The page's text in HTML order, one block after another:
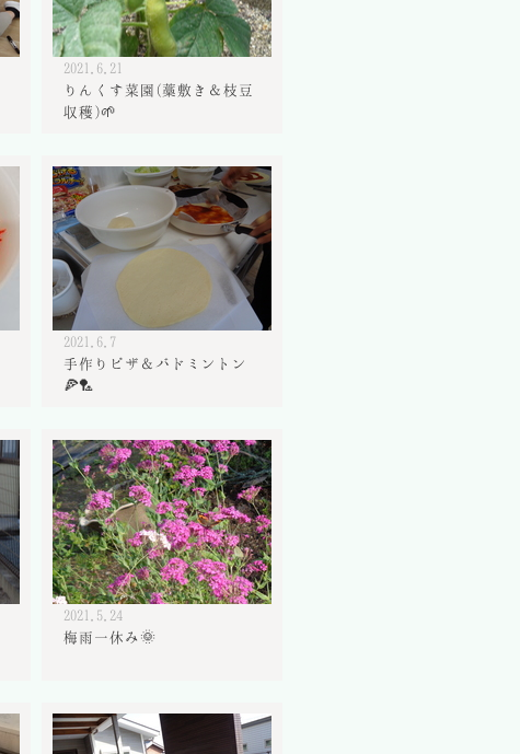
2021.6.21
りんくす菜園(藁敷き＆枝豆
収穫)🌱
2021.6.7
手作りピザ＆バドミントン
🍕🏸
2021.5.24
梅雨一休み🌞